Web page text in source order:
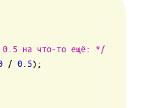
0.5 на что-то ещё: */
/ 0.5);